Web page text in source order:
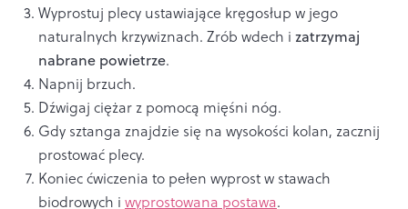
Wyprostuj plecy ustawiające kręgosłup w jego
naturalnych krzywiznach. Zrób wdech i zatrzymaj
nabrane powietrze.
Napnij brzuch.
Dźwigaj ciężar z pomocą mięśni nóg.
Gdy sztanga znajdzie się na wysokości kolan, zacznij
prostować plecy.
Koniec ćwiczenia to pełen wyprost w stawach
biodrowych i wyprostowana postawa.